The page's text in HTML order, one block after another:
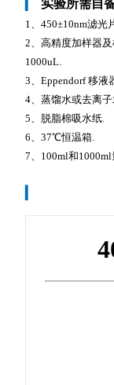
实验所需自
1、450±10nm滤光
2、高精度加样器
1000uL.
3、Eppendorf 移液
4、蒸馏水或去离
5、脱脂棉吸水纸.
6、37℃恒温箱.
7、100ml和1000ml